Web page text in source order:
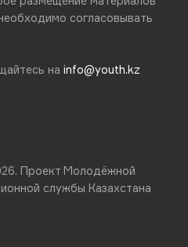
согласовывать
на info@youth.kz
.Проект Молодёжной
службы Казахстана